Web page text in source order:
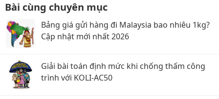
Bài cùng chuyên mục
Bảng giá gửi hàng đi Malaysia bao nhiêu 1kg?
Cập nhật mới nhất 2026
Giải bài toán định mức khi chống thấm công
trình với KOLI-AC50